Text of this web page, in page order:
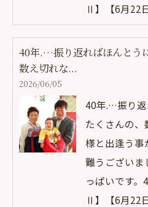
Ⅱ】【6月22
40年.…振り返ればほんとう
数え切れな...
2026/06/05
40年.…振り返
たくさんの
様と出逢う事
難うございま
っぱいです。
Ⅱ】【6月22